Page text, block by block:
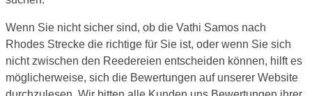
Wenn Sie nicht sicher sind, ob die Vathi Samos nach
Rhodes Strecke die richtige für Sie ist, oder wenn Sie sich
nicht zwischen den Reedereien entscheiden können, hilft es
möglicherweise, sich die Bewertungen auf unserer Website